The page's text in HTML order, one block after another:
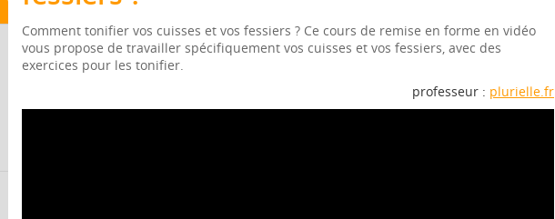
Comment tonifier vos cuisses et vos fessiers ? Ce cours de remise en forme en vidéo
vous propose de travailler spécifiquement vos cuisses et vos fessiers, avec des
exercices pour les tonifier.
professeur : plurielle.fr